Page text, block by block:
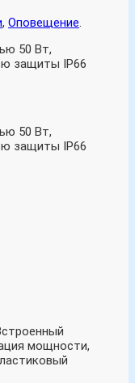
, Оповещение.
50 Вт,
защиты IP66
50 Вт,
защиты IP66
мощности,